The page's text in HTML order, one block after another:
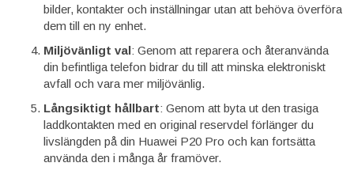
bilder, kontakter och inställningar utan att behöva överföra
dem till en ny enhet.
Miljövänligt val: Genom att reparera och återanvända
din befintliga telefon bidrar du till att minska elektroniskt
avfall och vara mer miljövänlig.
Långsiktigt hållbart: Genom att byta ut den trasiga
laddkontakten med en original reservdel förlänger du
livslängden på din Huawei P20 Pro och kan fortsätta
använda den i många år framöver.